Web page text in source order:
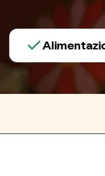
Alimentazione